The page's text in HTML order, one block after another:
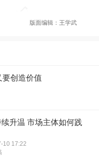
版面编辑：王学武
要创造价值
续升温 市场主体如何践
10 17:22